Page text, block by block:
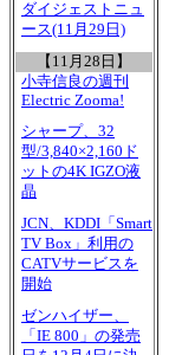
ダイジェストニュ
ース(11月29日)
【11月28日】
小寺信良の週刊
Electric Zooma!
シャープ、32
型/3,840×2,160ド
ットの4K IGZO液
晶
JCN、KDDI「Smart
TV Box」利用の
CATVサービスを
開始
ゼンハイザー、
「IE 800」の発売